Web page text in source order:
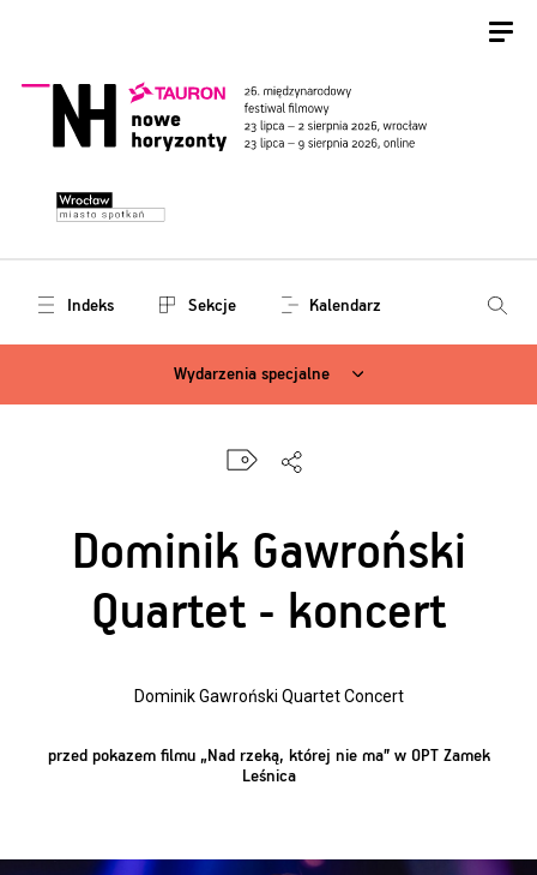
Indeks Sekcje Kalendarz
Wydarzenia specjalne
Dominik Gawroński
Quartet - koncert
Dominik Gawroński Quartet Concert
przed pokazem filmu „Nad rzeką, której nie ma” w OPT Zamek
Leśnica